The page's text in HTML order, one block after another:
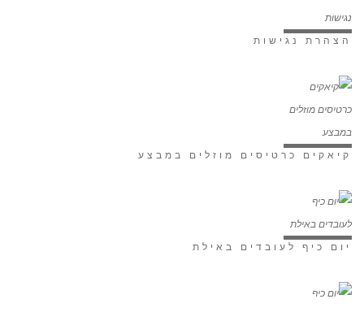
הצהרת נגישות
קיאקים כרטיסים מוזלים במבצע
יום כיף לעובדים באילת